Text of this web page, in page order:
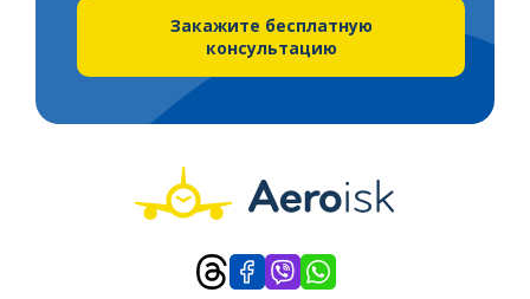
Закажите бесплатную
консультацию